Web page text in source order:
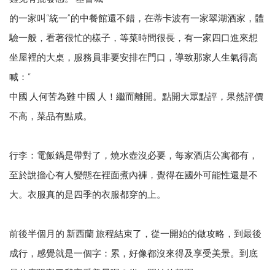
的一家叫“統一”的中餐館還不錯，在蒂卡波有一家翠湖酒家，體
驗一般，看著很忙的樣子，等菜時間很長，有一家四口進來想
坐屋裡的大桌，服務員非要安排在門口，導致那家人生氣得高
喊：“
中國 人何苦為難 中國 人！繼而離開。點開大眾點評，果然評價
不高，菜品有點咸。
行李：電飯鍋是帶對了，燒水壺沒必要，每家酒店公寓都有，
至於說擔心有人變態在裡面煮內褲，覺得在國外可能性還是不
大。衣服真的是四季的衣服都穿的上。
前後半個月的 新西蘭 旅程結束了，從一開始的做攻略，到最後
成行，感覺就是一個字：累，好像都沒來得及享受美景。到底